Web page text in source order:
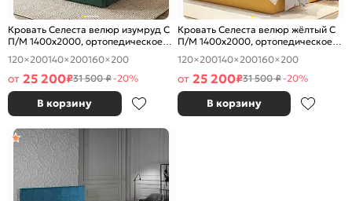
Кровать Селеста велюр изумруд С
П/М 1400x2000, ортопедическое
основание, изголовье мягкое
120×200140×200160×200
от 25 200₽31 500 ₽-20%
В корзину
Кровать Селеста велюр жёлтый С
П/М 1400x2000, ортопедическое
основание, изголовье мягкое
120×200140×200160×200
от 25 200₽31 500 ₽-20%
В корзину